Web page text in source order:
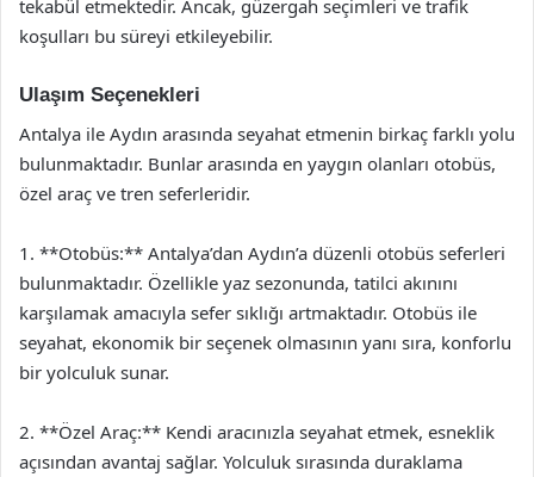
tekabül etmektedir. Ancak, güzergah seçimleri ve trafik
koşulları bu süreyi etkileyebilir.
Ulaşım Seçenekleri
Antalya ile Aydın arasında seyahat etmenin birkaç farklı yolu
bulunmaktadır. Bunlar arasında en yaygın olanları otobüs,
özel araç ve tren seferleridir.
1. **Otobüs:** Antalya’dan Aydın’a düzenli otobüs seferleri
bulunmaktadır. Özellikle yaz sezonunda, tatilci akınını
karşılamak amacıyla sefer sıklığı artmaktadır. Otobüs ile
seyahat, ekonomik bir seçenek olmasının yanı sıra, konforlu
bir yolculuk sunar.
2. **Özel Araç:** Kendi aracınızla seyahat etmek, esneklik
açısından avantaj sağlar. Yolculuk sırasında duraklama